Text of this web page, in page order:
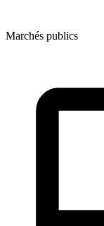
Marchés publics